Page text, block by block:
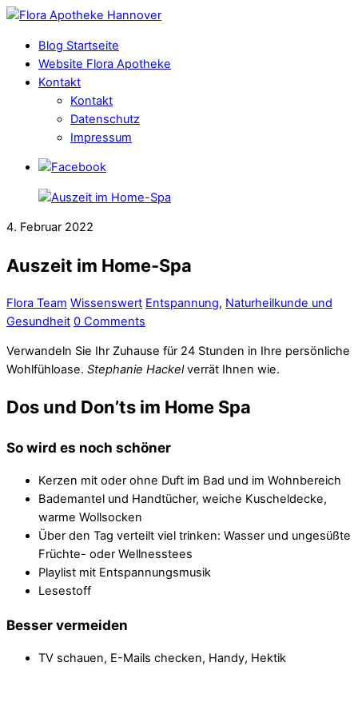
Blog Startseite
Website Flora Apotheke
Kontakt
Kontakt
Datenschutz
Impressum
Facebook
4. Februar 2022
Auszeit im Home-Spa
Flora Team Wissenswert Entspannung, Naturheilkunde und
Gesundheit 0 Comments
Verwandeln Sie Ihr Zuhause für 24 Stunden in Ihre persönliche
Wohlfühloase. Stephanie Hackelverrät Ihnen wie.
Dos und Don’ts im Home Spa
So wird es noch schöner
Kerzen mit oder ohne Duft im Bad und im Wohnbereich
Bademantel und Handtücher, weiche Kuscheldecke,
warme Wollsocken
Über den Tag verteilt viel trinken: Wasser und ungesüßte
Früchte- oder Wellnesstees
Playlist mit Entspannungsmusik
Lesestoff
Besser vermeiden
TV schauen, E-Mails checken, Handy, Hektik